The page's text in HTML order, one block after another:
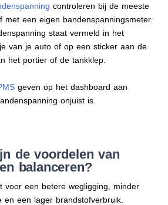
controleren bij de meeste
met een eigen bandenspanningsmeter.
staat vermeld in het
van je auto of op een sticker aan de
het portier of de tankklep.
geven op het dashboard aan
onjuist is.
de voordelen van
balanceren?
voor een betere wegligging, minder
en een lager brandstofverbruik.